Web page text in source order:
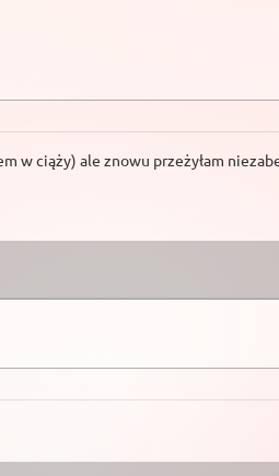
w ciąży) ale znowu przeżyłam